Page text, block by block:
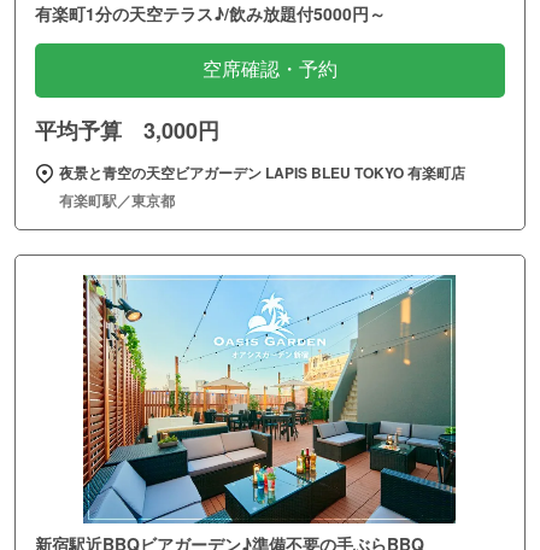
有楽町1分の天空テラス♪/飲み放題付5000円～
空席確認・予約
平均予算 3,000円
夜景と青空の天空ビアガーデン LAPIS BLEU TOKYO 有楽町店
有楽町駅／東京都
新宿駅近BBQビアガーデン♪準備不要の手ぶらBBQ